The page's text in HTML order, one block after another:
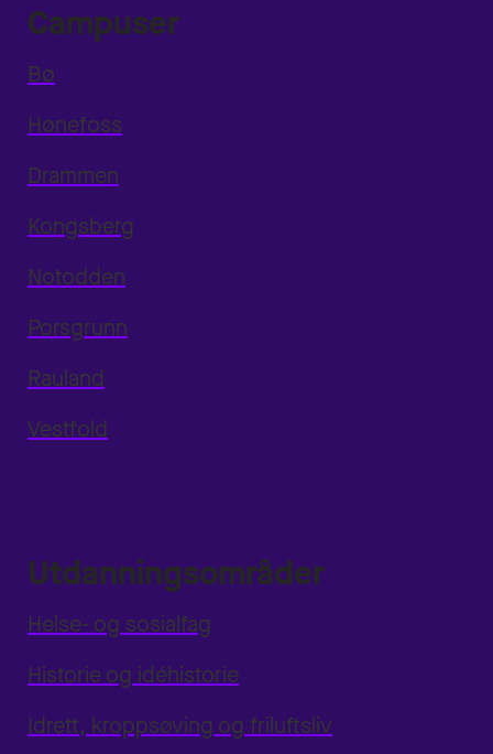
Campuser
Bø
Hønefoss
Drammen
Kongsberg
Notodden
Porsgrunn
Rauland
Vestfold
Utdanningsområder
Helse- og sosialfag
Historie og idéhistorie
Idrett, kroppsøving og friluftsliv